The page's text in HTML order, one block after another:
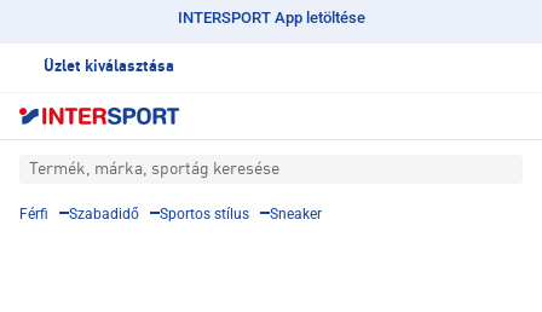
INTERSPORT App letöltése
Üzlet kiválasztása
Termék, márka, sportág keresése
Férfi Szabadidő Sportos stílus Sneaker